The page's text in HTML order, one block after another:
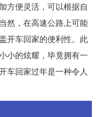
方便灵活，可以根据自
然，在高速公路上可能
开车回家的便利性。此
小的炫耀，毕竟拥有一
车回家过年是一种令人